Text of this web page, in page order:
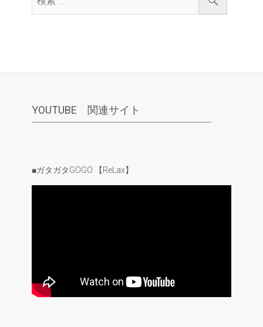
YOUTUBE 関連サイト
■ガタガタGOGO 【ReLax】